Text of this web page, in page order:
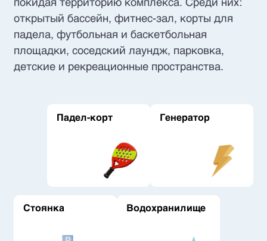
покидая территорию комплекса. Среди них:
открытый бассейн, фитнес-зал, корты для
падела, футбольная и баскетбольная
площадки, соседский лаундж, парковка,
детские и рекреационные пространства.
Падел-корт Генератор
Стоянка Водохранилище